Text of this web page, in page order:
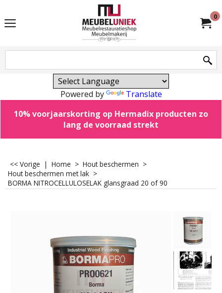
0
Powered by
Translate
10% voorjaarskorting op Hermadix producten zo
lang de voorraad strekt
<< Vorige | Home > Hout beschermen >
Hout beschermen met lak >
BORMA NITROCELLULOSELAK glansgraad 20 of 90